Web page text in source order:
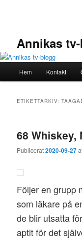
Annikas
Hem Kontakt
ETIKETTARKIV:
68 Whiskey,
Publicerat2020-09-27
Följer en grupp
som läkare på
de blir utsatta
aptit för det